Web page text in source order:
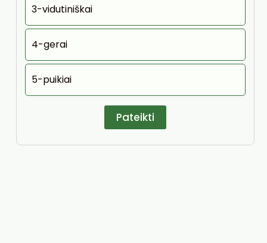
3-vidutiniškai
4-gerai
5-puikiai